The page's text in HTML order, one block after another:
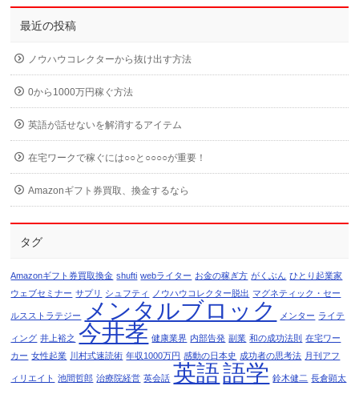
最近の投稿
ノウハウコレクターから抜け出す方法
0から1000万円稼ぐ方法
英語が話せないを解消するアイテム
在宅ワークで稼ぐには○○と○○○○が重要！
Amazonギフト券買取、換金するなら
タグ
Amazonギフト券買取換金 shufti webライター お金の稼ぎ方 がくぶん ひとり起業家
ウェブセミナー サプリ シュフティ ノウハウコレクター脱出 マグネティック・セー
ルスストラテジー メンタルブロック メンター ライテ
ィング 井上裕之 今井孝 健康業界 内部告発 副業 和の成功法則 在宅ワー
カー 女性起業 川村式速読術 年収1000万円 感動の日本史 成功者の思考法 月刊アフ
ィリエイト 池間哲郎 治療院経営 英会話 英語語学 鈴木健二 長倉顕太